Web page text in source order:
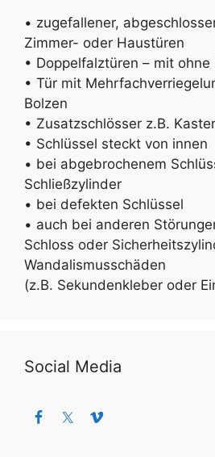
• zugefallener,
Zimmer- oder Haustüren
• Doppelfalztüren – mit ohne
• Tür mit
Bolzen
• Zusatzschlösser z.B.
• Schlüssel steckt von innen
• bei abgebrochenem
Schließzylinder
• bei defekten Schlüssel
• auch bei anderen
Schloss oder
Wandalismusschäden
(z.B. Sekundenkleber oder
Social Media